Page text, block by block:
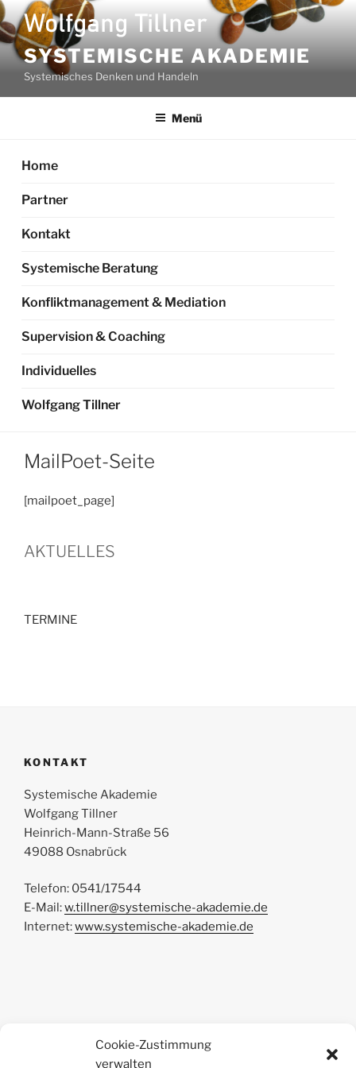
Cookie-Zustimmung
verwalten
Zum
Inhalt
springenSYSTEMISCHE AKADEMIE
Systemisches Denken und Handeln
Menü
Home
Partner
Kontakt
Systemische Beratung
Konfliktmanagement & Mediation
Supervision & Coaching
Individuelles
Wolfgang Tillner
MailPoet-Seite
[mailpoet_page]
AKTUELLES
TERMINE
KONTAKT
Systemische Akademie
Wolfgang Tillner
Heinrich-Mann-Straße 56
49088 Osnabrück
Telefon: 0541/17544
E-Mail:w.tillner@systemische-akademie.de
Internet:www.systemische-akademie.de